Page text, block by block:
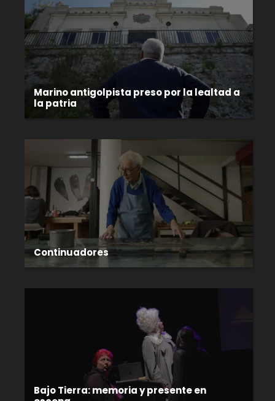
Marino antigolpista preso por la lealtad a
la patria
Continuadores
Bajo Tierra: memoria y presente en